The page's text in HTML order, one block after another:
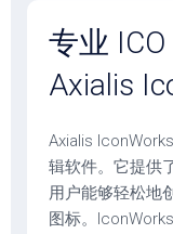
专业
Axialis
Axialis
辑软件。它提供
用户能够轻松地
图标。